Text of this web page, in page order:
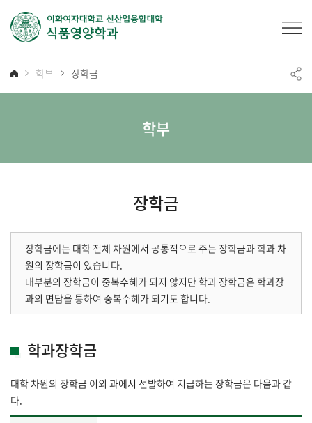
학부 장학금
학부
장학금
장학금에는 대학 전체 차원에서 공통적으로 주는 장학금과 학과 차
원의 장학금이 있습니다.
대부분의 장학금이 중복수혜가 되지 않지만 학과 장학금은 학과장
과의 면담을 통하여 중복수혜가 되기도 합니다.
학과장학금
대학 차원의 장학금 이외 과에서 선발하여 지급하는 장학금은 다음과 같
다.